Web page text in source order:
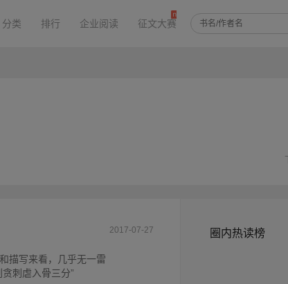
分类 排行 企业阅读 征文大赛
2017-07-27
描写来看，几乎无一雷
刺虐入骨三分”
圈内热读榜